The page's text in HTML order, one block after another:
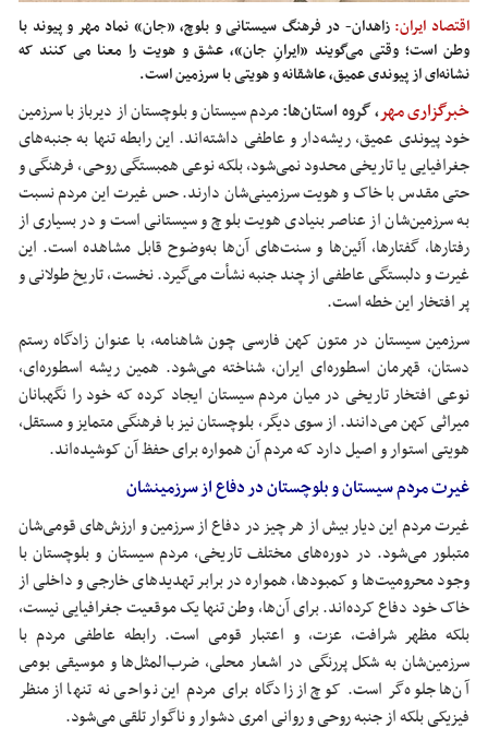
اقتصاد ایران: زاهدان- در فرهنگ سیستانی و بلوچ، «جان» نماد مهر و پیوند با
وطن است؛ وقتی می‌گویند «ایرانِ جان»، عشق و هویت را معنا می‌ کنند که
نشانه‌ای از پیوندی عمیق، عاشقانه و هویتی با سرزمین است.
خبرگزاری مهر، گروه استان‌ها:مردم سیستان و بلوچستان از دیرباز با سرزمین
خود پیوندی عمیق، ریشه‌دار و عاطفی داشته‌اند. این رابطه تنها به جنبه‌های
جغرافیایی یا تاریخی محدود نمی‌شود، بلکه نوعی همبستگی روحی، فرهنگی و
حتی مقدس با خاک و هویت سرزمینی‌شان دارند. حس غیرت این مردم نسبت
به سرزمین‌شان از عناصر بنیادی هویت بلوچ و سیستانی است و در بسیاری از
رفتارها، گفتارها، آئین‌ها و سنت‌های آن‌ها به‌وضوح قابل مشاهده است. این
غیرت و دلبستگی عاطفی از چند جنبه نشأت می‌گیرد. نخست، تاریخ طولانی و
پر افتخار اینخطهاست.
سرزمین سیستان در متون کهن فارسی چون شاهنامه، با عنوان زادگاه رستم
دستان، قهرمان اسطوره‌ای ایران، شناخته می‌شود. همین ریشه اسطوره‌ای،
نوعی افتخار تاریخی در میان مردم سیستان ایجاد کرده که خود را نگهبانان
میراثی کهن می‌دانند. از سوی دیگر، بلوچستان نیز با فرهنگی متمایز و مستقل،
هویتی استوار و اصیل دارد که مردم آن همواره برای حفظ آن کوشیده‌اند.
غیرت مردم سیستان و بلوچستان در دفاع از سرزمینشان
غیرت مردم این دیار بیش از هر چیز در دفاع از سرزمین و ارزش‌های قومی‌شان
متبلور می‌شود. در دوره‌های مختلف تاریخی، مردم سیستان و بلوچستان با
وجود محرومیت‌ها و کمبودها، همواره در برابر تهدیدهای خارجی و داخلی از
خاک خود دفاع کرده‌اند. برای آن‌ها، وطن تنها یک موقعیت جغرافیایی نیست،
بلکه مظهر شرافت، عزت، و اعتبار قومی است. رابطه عاطفی مردم با
سرزمین‌شان به شکل پررنگی در اشعار محلی، ضرب‌المثل‌ها و موسیقی بومی
آن‌ها جلوه‌گر است. کوچ از زادگاه برای مردم این نواحی نه تنها از منظر
فیزیکی بلکه از جنبه روحی و روانی امری دشوار و ناگوار تلقی می‌شود.